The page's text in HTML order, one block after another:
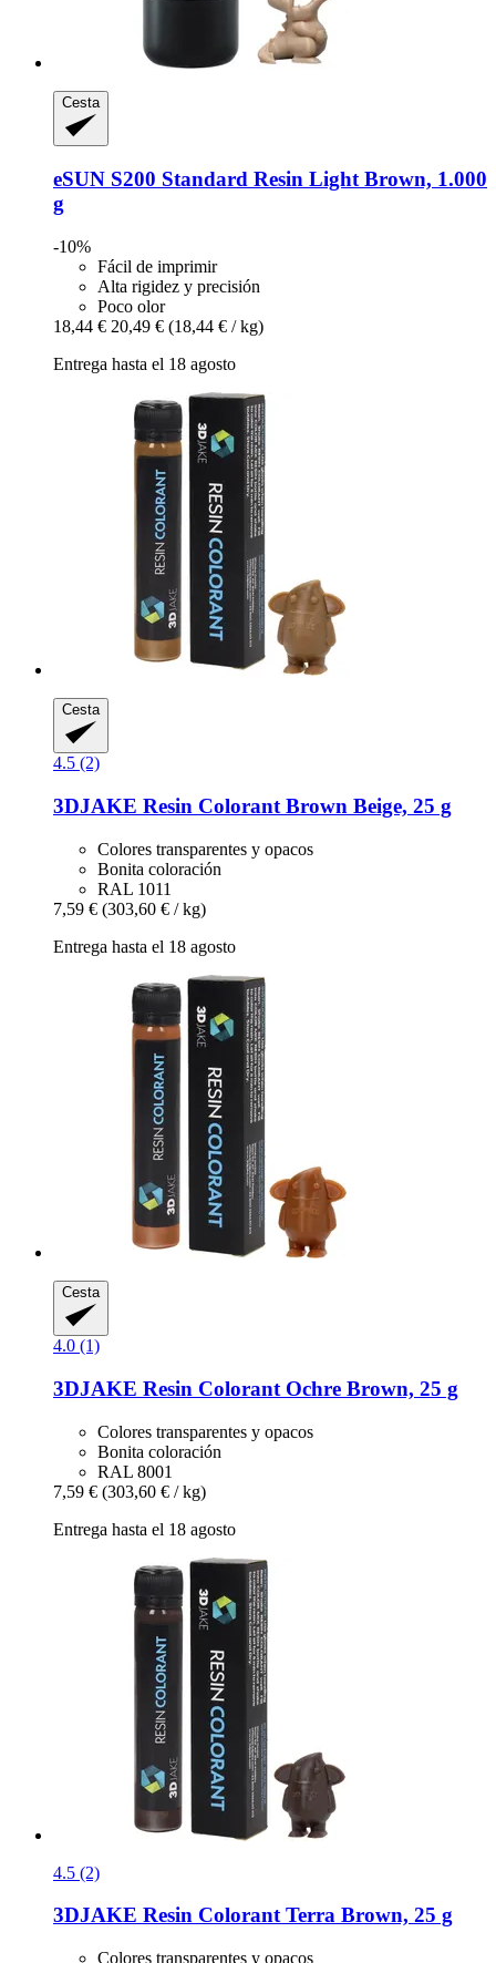
Cesta
eSUN S200 Standard Resin Light Brown, 1.000
g
-10%
Fácil de imprimir
Alta rigidez y precisión
Poco olor
18,44 € 20,49 € (18,44 € / kg)
Entrega hasta el 18 agosto
Cesta
4.5 (2)
3DJAKE Resin Colorant Brown Beige, 25 g
Colores transparentes y opacos
Bonita coloración
RAL 1011
7,59 € (303,60 € / kg)
Entrega hasta el 18 agosto
Cesta
4.0 (1)
3DJAKE Resin Colorant Ochre Brown, 25 g
Colores transparentes y opacos
Bonita coloración
RAL 8001
7,59 € (303,60 € / kg)
Entrega hasta el 18 agosto
4.5 (2)
3DJAKE Resin Colorant Terra Brown, 25 g
Colores transparentes y opacos